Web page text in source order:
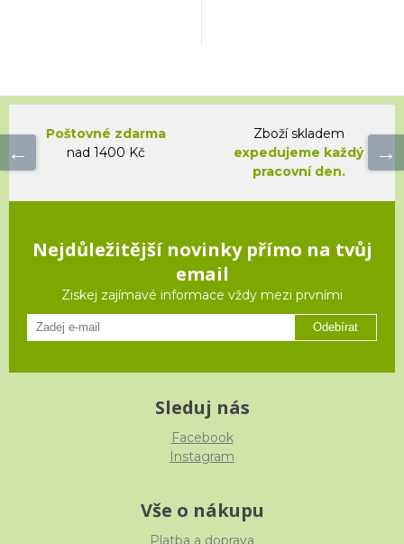
Poštovné zdarma
nad 1400 Kč
Zboží skladem
expedujeme každý
pracovní den.
Nejdůležitější novinky přímo na tvůj
email
Ziskej zajímavé informace vždy mezi prvními
Odebírat
Sleduj nás
Facebook
Instagram
Vše o nákupu
Platba a doprava